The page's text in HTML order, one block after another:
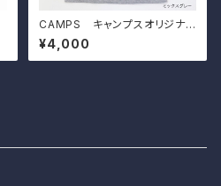
CAMPS キャンプスオリジナル
Tシャツ【Runnin' on EMPT
Y!】
¥4,000